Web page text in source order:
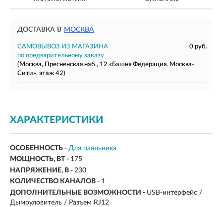
ДОСТАВКА В МОСКВА
САМОВЫВОЗ ИЗ МАГАЗИНА
0 руб.
по предварительному заказу
(Москва, Пресненская наб., 12 «Башня Федерация. Москва-
Сити», этаж 42)
ХАРАКТЕРИСТИКИ
ОСОБЕННОСТЬ - Для паяльника
МОЩНОСТЬ, ВТ - 175
НАПРЯЖЕНИЕ, В - 230
КОЛИЧЕСТВО КАНАЛОВ - 1
ДОПОЛНИТЕЛЬНЫЕ ВОЗМОЖНОСТИ - USB-интерфейс /
Дымоуловитель / Разъем RJ12